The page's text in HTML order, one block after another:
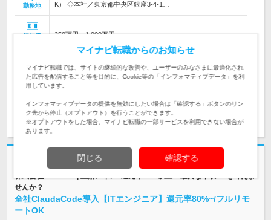
勤務地
K） ◇本社／東京都中央区銀座3-4-1…
初年度
350万円～1,000万円
給与
◇月給25万円以上＋賞与年2回＋各種手当（想定年収350万
円） ※経験・スキルなどを考慮し決定します。 …
求人詳細を見る
志望動機・自己PR不要
株式会社XENDOU | 直請メイン×還元率80%以上！確実な年収UPを叶えま
せんか？
全社ClaudaCode導入【ITエンジニア】還元率80%~/フルリモ
ートOK
マイナビ転職からのお知らせ
マイナビ転職では、サイトの継続的な改善や、ユーザーのみなさまに最適化され
た広告を配信すること等を目的に、Cookie等の「インフォマティブデータ」を利
用しています。
インフォマティブデータの提供を無効にしたい場合は「確認する」ボタンのリン
ク先から停止（オプトアウト）を行うことができます。
※オプトアウトをした場合、マイナビ転職の一部サービスを利用できない場合が
あります。
閉じる 確認する